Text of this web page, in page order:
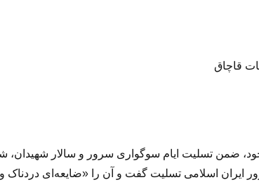
قاچاق
ضمن تسلیت ایام سوگواری سرور و سالار شهیدان،
ایران اسلامی تسلیت گفت و آن را «ضایعه‌ای